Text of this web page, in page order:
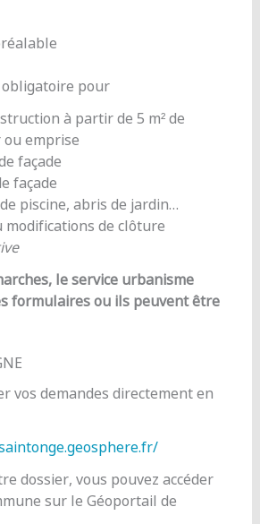
pour
à partir de 5 m² de
emprise
façade
façade
piscine, abris de jardin…
modifications de clôture
le service urbanisme
formulaires ou ils peuvent être
vos demandes directement en
dossier, vous pouvez accéder
sur le Géoportail de